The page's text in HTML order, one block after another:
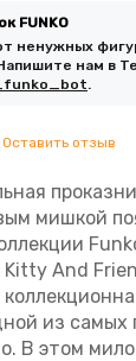
FUNKO
ненужных
нам в
.
Оставить отзыв
мишкой
Kitty And
из самых
. В этом